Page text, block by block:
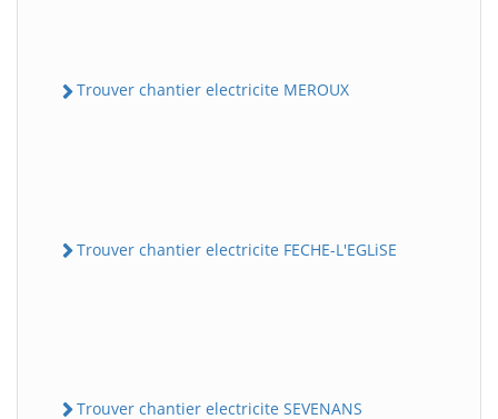
Trouver chantier electricite MEROUX
Trouver chantier electricite FECHE-L'EGLiSE
Trouver chantier electricite SEVENANS